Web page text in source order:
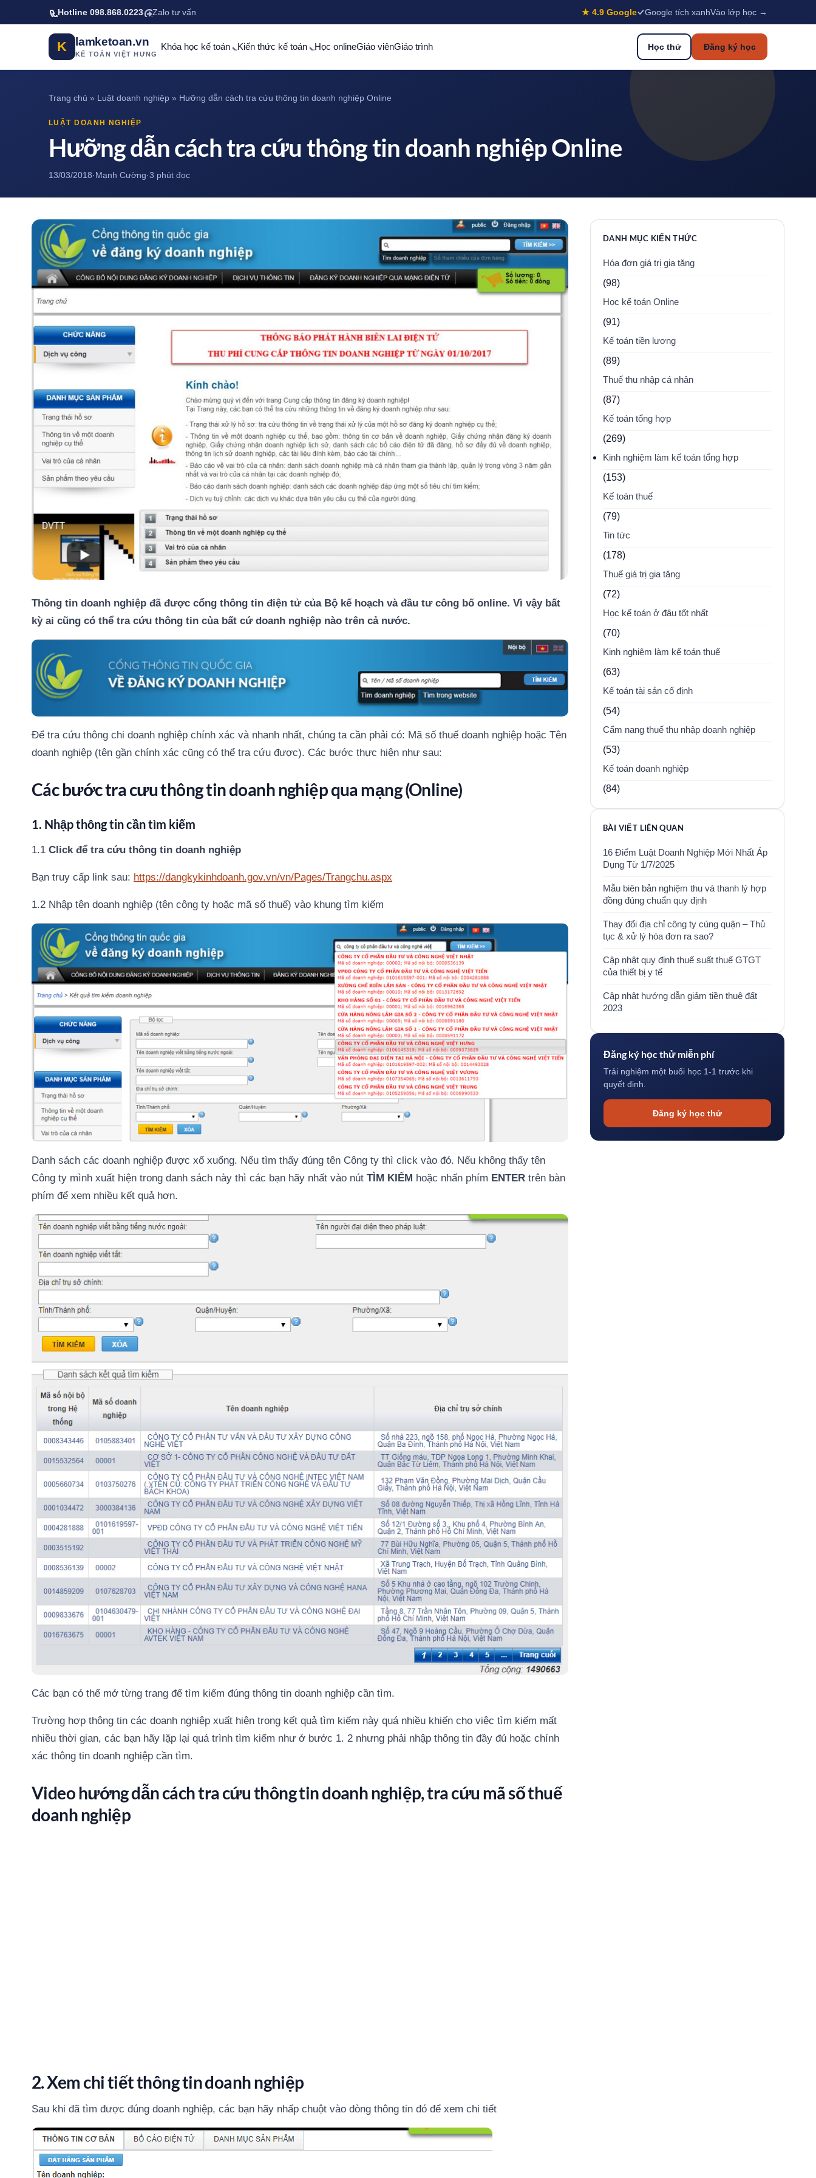
Bỏ qua tới nội dung chính
Hotline 098.868.0223 Zalo tư vấn ★ 4.9 Google Google tích xanhVào lớp học →
K lamketoan.vn
KẾ TOÁN VIỆT HƯNG
Khóa học kế toán Kiến thức kế toán Học onlineGiáo viênGiáo trình Học thử Đăng ký học
Trang chủ » Luật doanh nghiệp » Hưỡng dẫn cách tra cứu thông tin doanh nghiệp Online
LUẬT DOANH NGHIỆP
Hưỡng dẫn cách tra cứu thông tin doanh nghiệp Online
13/03/2018·Mạnh Cường·3 phút đọc
Thông tin doanh nghiệp đã được cổng thông tin điện tử của Bộ kế hoạch và đầu tư công bố online. Vì vậy bất
kỳ ai cũng có thể tra cứu thông tin của bất cứ doanh nghiệp nào trên cả nước.
Để tra cứu thông chi doanh nghiệp chính xác và nhanh nhất, chúng ta cần phải có: Mã số thuế doanh nghiệp hoặc Tên
doanh nghiệp (tên gần chính xác cũng có thể tra cứu được). Các bước thực hiện như sau:
Các bước tra cưu thông tin doanh nghiệp qua mạng (Online)
1. Nhập thông tin cần tìm kiếm
1.1 Click để tra cứu thông tin doanh nghiệp
Bạn truy cấp link sau: https://dangkykinhdoanh.gov.vn/vn/Pages/Trangchu.aspx
1.2 Nhập tên doanh nghiệp (tên công ty hoặc mã số thuế) vào khung tìm kiếm
Danh sách các doanh nghiệp được xổ xuống. Nếu tìm thấy đúng tên Công ty thì click vào đó. Nếu không thấy tên
Công ty mình xuất hiện trong danh sách này thì các bạn hãy nhất vào nút TÌM KIẾM hoặc nhấn phím ENTER trên bàn
phím để xem nhiều kết quả hơn.
Các bạn có thể mở từng trang để tìm kiếm đúng thông tin doanh nghiệp cần tìm.
Trường hợp thông tin các doanh nghiệp xuất hiện trong kết quả tìm kiếm này quá nhiều khiến cho việc tìm kiếm mất
nhiều thời gian, các bạn hãy lặp lại quá trình tìm kiếm như ở bước 1. 2 nhưng phải nhập thông tin đầy đủ hoặc chính
xác thông tin doanh nghiệp cần tìm.
Video hướng dẫn cách tra cứu thông tin doanh nghiệp, tra cứu mã số thuế
doanh nghiệp
2. Xem chi tiết thông tin doanh nghiệp
Sau khi đã tìm được đúng doanh nghiệp, các bạn hãy nhấp chuột vào dòng thông tin đó để xem chi tiết
DANH MỤC KIẾN THỨC
Hóa đơn giá trị gia tăng
(98)
Học kế toán Online
(91)
Kế toán tiền lương
(89)
Thuế thu nhập cá nhân
(87)
Kế toán tổng hợp
(269)
Kinh nghiệm làm kế toán tổng hợp
(153)
Kế toán thuế
(79)
Tin tức
(178)
Thuế giá trị gia tăng
(72)
Học kế toán ở đâu tốt nhất
(70)
Kinh nghiệm làm kế toán thuế
(63)
Kế toán tài sản cố định
(54)
Cẩm nang thuế thu nhập doanh nghiệp
(53)
Kế toán doanh nghiệp
(84)
BÀI VIẾT LIÊN QUAN
16 Điểm Luật Doanh Nghiệp Mới Nhất Áp
Dụng Từ 1/7/2025
Mẫu biên bản nghiệm thu và thanh lý hợp
đồng đúng chuẩn quy định
Thay đổi địa chỉ công ty cùng quận – Thủ
tục & xử lý hóa đơn ra sao?
Cập nhật quy định thuế suất thuế GTGT
của thiết bị y tế
Cập nhật hướng dẫn giảm tiền thuê đất
2023
Đăng ký học thử miễn phí
Trải nghiệm một buổi học 1-1 trước khi
quyết định.
Đăng ký học thử